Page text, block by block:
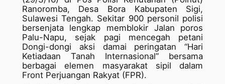
Ranoromba, Desa Bora Kabupaten Sigi,
Sulawesi Tengah. Sekitar 900 personil polisi
bersenjata lengkap memblokir Jalan poros
Palu-Napu, sejak pagi mencegah petani
Dongi-dongi aksi damai peringatan “Hari
Ketiadaan Tanah Internasional” bersama
berbagai elemen masyarakat sipil dalam
Front Perjuangan Rakyat (FPR).